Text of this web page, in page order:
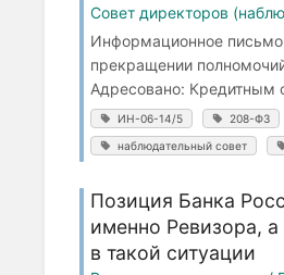
Совет директоров
Информационное
прекращении
Адресовано: Кредитным
ИН-06-14/5 208-ФЗ
наблюдательный совет
Позиция Банка
именно Ревизора,
в такой ситуации